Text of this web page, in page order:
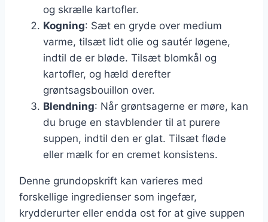
og skrælle kartofler.
Kogning: Sæt en gryde over medium
varme, tilsæt lidt olie og sautér løgene,
indtil de er bløde. Tilsæt blomkål og
kartofler, og hæld derefter
grøntsagsbouillon over.
Blendning: Når grøntsagerne er møre, kan
du bruge en stavblender til at purere
suppen, indtil den er glat. Tilsæt fløde
eller mælk for en cremet konsistens.
Denne grundopskrift kan varieres med
forskellige ingredienser som ingefær,
krydderurter eller endda ost for at give suppen